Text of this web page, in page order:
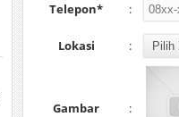
Telepon* :
Lokasi :
Gambar :